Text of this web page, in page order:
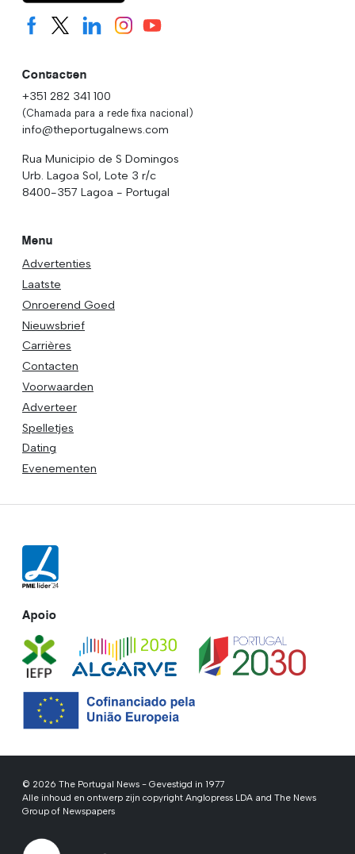
Contacten
+351 282 341 100
(Chamada para a rede fixa nacional)
info@theportugalnews.com
Rua Municipio de S Domingos
Urb. Lagoa Sol, Lote 3 r/c
8400-357 Lagoa - Portugal
Menu
Advertenties
Laatste
Onroerend Goed
Nieuwsbrief
Carrières
Contacten
Voorwaarden
Adverteer
Spelletjes
Dating
Evenementen
Apoio
© 2026 The Portugal News - Gevestigd in 1977
Alle inhoud en ontwerp zijn copyright Anglopress LDA and The News
Group of Newspapers